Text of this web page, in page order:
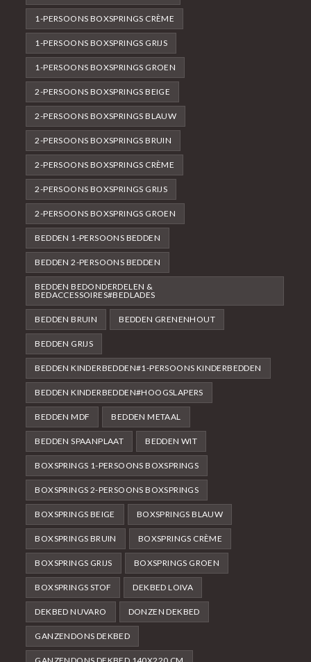
1-PERSOONS BOXSPRINGS CRÈME
1-PERSOONS BOXSPRINGS GRIJS
1-PERSOONS BOXSPRINGS GROEN
2-PERSOONS BOXSPRINGS BEIGE
2-PERSOONS BOXSPRINGS BLAUW
2-PERSOONS BOXSPRINGS BRUIN
2-PERSOONS BOXSPRINGS CRÈME
2-PERSOONS BOXSPRINGS GRIJS
2-PERSOONS BOXSPRINGS GROEN
BEDDEN 1-PERSOONS BEDDEN
BEDDEN 2-PERSOONS BEDDEN
BEDDEN BEDONDERDELEN &
BEDACCESSOIRES#BEDLADES
BEDDEN BRUIN BEDDEN GRENENHOUT
BEDDEN GRIJS
BEDDEN KINDERBEDDEN#1-PERSOONS KINDERBEDDEN
BEDDEN KINDERBEDDEN#HOOGSLAPERS
BEDDEN MDF BEDDEN METAAL
BEDDEN SPAANPLAAT BEDDEN WIT
BOXSPRINGS 1-PERSOONS BOXSPRINGS
BOXSPRINGS 2-PERSOONS BOXSPRINGS
BOXSPRINGS BEIGE BOXSPRINGS BLAUW
BOXSPRINGS BRUIN BOXSPRINGS CRÈME
BOXSPRINGS GRIJS BOXSPRINGS GROEN
BOXSPRINGS STOF DEKBED LOIVA
DEKBED NUVARO DONZEN DEKBED
GANZENDONS DEKBED